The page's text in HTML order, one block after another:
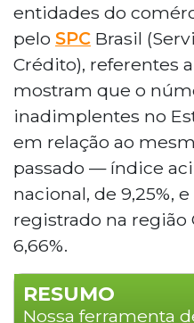
entidades do
pelo SPC Brasil
Crédito), referentes
mostram que o
inadimplentes no
em relação ao
passado — índice
nacional, de 9,25%,
registrado na região
6,66%.
RESUMO
Nossa ferramenta